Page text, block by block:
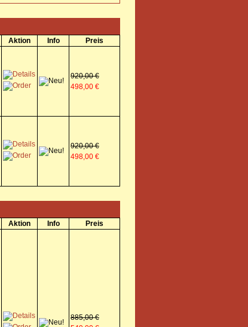
Aktion Info Preis
920,00 €
498,00 €
920,00 €
498,00 €
Aktion Info Preis
885,00 €